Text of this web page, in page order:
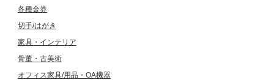
各種金券
切手/はがき
家具・インテリア
骨董・古美術
オフィス家具/用品・OA機器